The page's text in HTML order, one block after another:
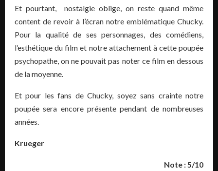
Et pourtant, nostalgie oblige, on reste quand même
content de revoir à l’écran notre emblématique Chucky.
Pour la qualité de ses personnages, des comédiens,
l’esthétique du film et notre attachement à cette poupée
psychopathe, on ne pouvait pas noter ce film en dessous
de la moyenne.
Et pour les fans de Chucky, soyez sans crainte notre
poupée sera encore présente pendant de nombreuses
années.
Krueger
Note : 5/10